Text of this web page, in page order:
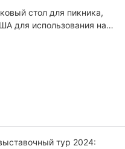
стол для пикника,
для использования на
тур 2024: